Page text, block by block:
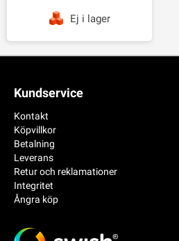
Ej i lager
Kundservice
Kontakt
Köpvillkor
Betalning
Leverans
Retur och reklamationer
Integritet
Ångra köp